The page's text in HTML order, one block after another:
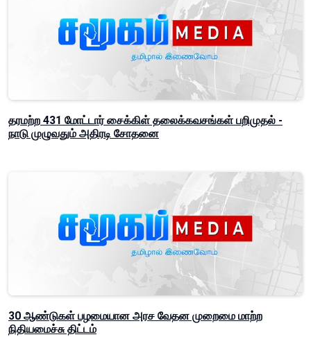
தரமற்ற 431 மோட்டார் சைக்கிள் தலைக்கவசங்கள் பறிமுதல் -
நாடு முழுவதும் அதிரடி சோதனை
30 ஆண்டுகள் பழமையான அரச வேதன முறைமை மாற்ற
நிதியமைச்சு திட்டம்